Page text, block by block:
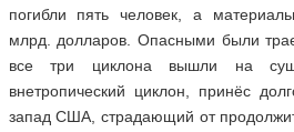
погибли пять человек, а
млрд. долларов. Опасными были
все три циклона вышли на
внетропический циклон, принёс
запад США, страдающий от